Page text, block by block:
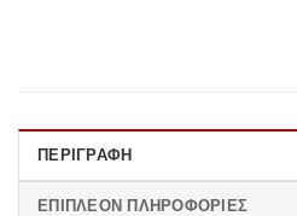
ΠΕΡΙΓΡΑΦΉ
ΕΠΙΠΛΈΟΝ ΠΛΗΡΟΦΟΡΊΕΣ